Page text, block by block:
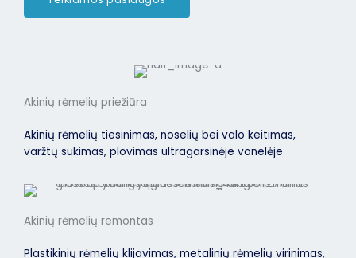
Akinių rėmelių priežiūra
Akinių rėmelių tiesinimas, noselių bei valo keitimas,
varžtų sukimas, plovimas ultragarsinėje vonelėje
Akinių rėmelių remontas
Plastikinių rėmelių klijavimas, metalinių rėmelių virinimas,